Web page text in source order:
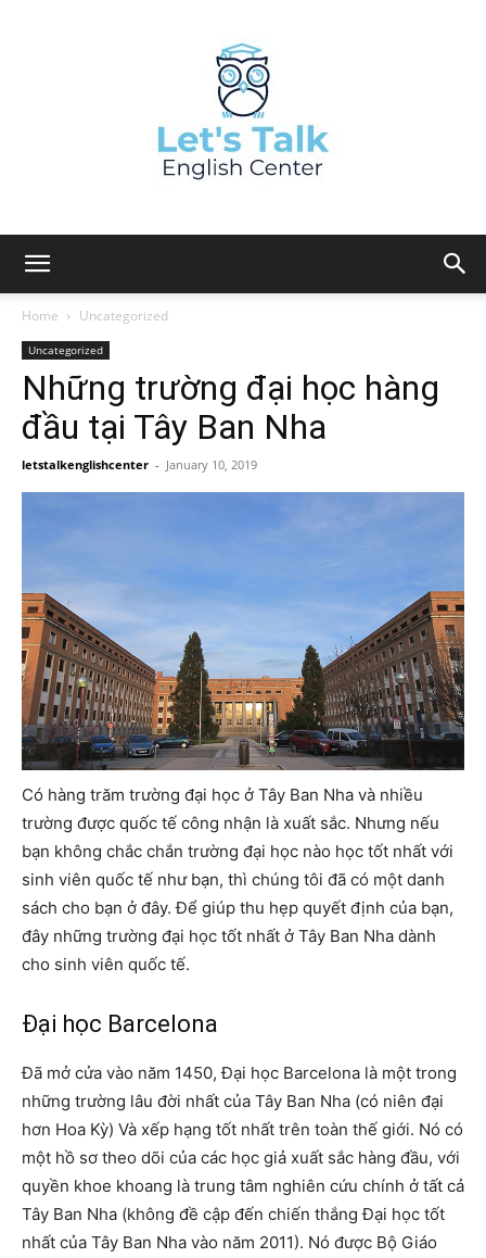
Home Uncategorized
Uncategorized
Những trường đại học hàng
đầu tại Tây Ban Nha
letstalkenglishcenter - January 10, 2019
Có hàng trăm trường đại học ở Tây Ban Nha và nhiều
trường được quốc tế công nhận là xuất sắc. Nhưng nếu
bạn không chắc chắn trường đại học nào học tốt nhất với
sinh viên quốc tế như bạn, thì chúng tôi đã có một danh
sách cho bạn ở đây. Để giúp thu hẹp quyết định của bạn,
đây những trường đại học tốt nhất ở Tây Ban Nha dành
cho sinh viên quốc tế.
Đại học Barcelona
Đã mở cửa vào năm 1450, Đại học Barcelona là một trong
những trường lâu đời nhất của Tây Ban Nha (có niên đại
hơn Hoa Kỳ) Và xếp hạng tốt nhất trên toàn thế giới. Nó có
một hồ sơ theo dõi của các học giả xuất sắc hàng đầu, với
quyền khoe khoang là trung tâm nghiên cứu chính ở tất cả
Tây Ban Nha (không đề cập đến chiến thắng Đại học tốt
nhất của Tây Ban Nha vào năm 2011). Nó được Bộ Giáo